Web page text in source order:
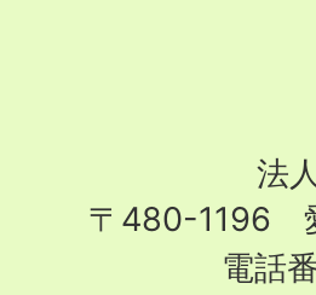
法
〒480-1196
電話